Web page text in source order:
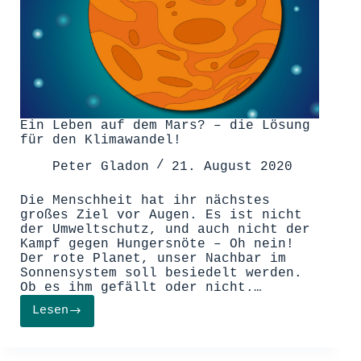
Ein Leben auf dem Mars? – die Lösung
für den Klimawandel!
Peter Gladon
21. August 2020
Die Menschheit hat ihr nächstes
großes Ziel vor Augen. Es ist nicht
der Umweltschutz, und auch nicht der
Kampf gegen Hungersnöte – Oh nein!
Der rote Planet, unser Nachbar im
Sonnensystem soll besiedelt werden.
Ob es ihm gefällt oder nicht.…
LesenEin
Leben